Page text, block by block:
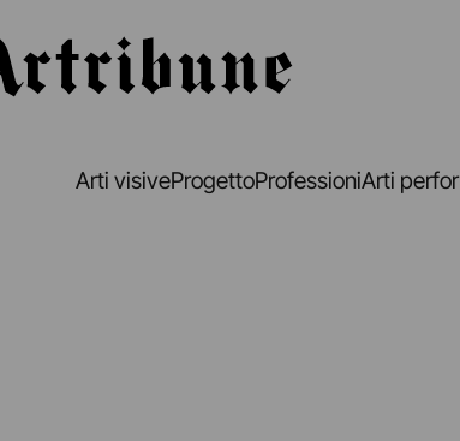
Arti visiveProgettoProfessioniArti